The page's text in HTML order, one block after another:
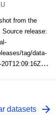
from the
Source release:
tag/data-
datasets arrow_forward